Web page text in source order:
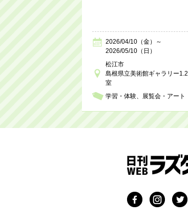
2026/04/10（金）～
2026/05/10（日）
松江市
島根県立美術館ギャラリー1.2
室
学習・体験
展覧会・アート